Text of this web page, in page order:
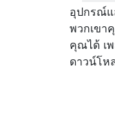
อุปกรณ์แ
พวกเขา
คุณได้ เ
ดาวน์โห